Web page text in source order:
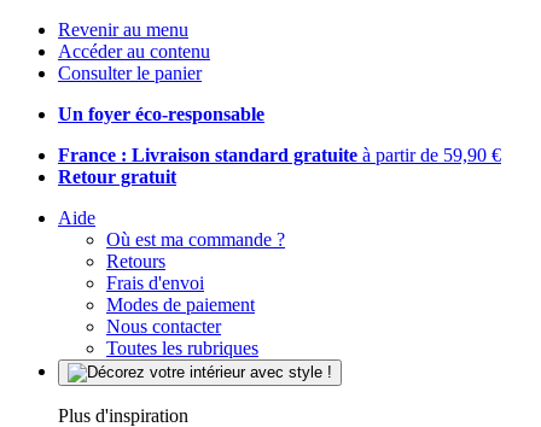
Revenir au menu
Accéder au contenu
Consulter le panier
Un foyer éco-responsable
France : Livraison standard gratuite à partir de 59,90 €
Retour gratuit
Aide
Où est ma commande ?
Retours
Frais d'envoi
Modes de paiement
Nous contacter
Toutes les rubriques
Plus d'inspiration